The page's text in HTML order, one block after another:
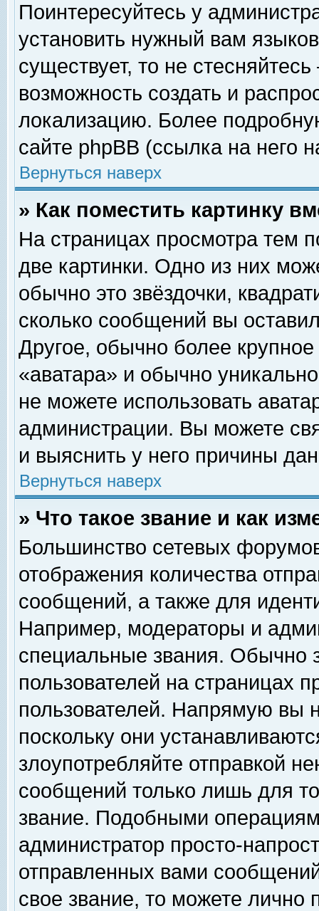
Поинтересуйтесь у
установить нужный вам
существует, то не
возможность создать и
локализацию. Более
сайте phpBB (ссылка на него
Вернуться наверх
» Как поместить картинку
На страницах просмотра тем
две картинки. Одно из них
обычно это звёздочки,
сколько сообщений вы
Другое, обычно более
«аватара» и обычно
не можете использовать
администрации. Вы можете
и выяснить у него причины
Вернуться наверх
» Что такое звание и как
Большинство сетевых
отображения количества
сообщений, а также для
Например, модераторы и
специальные звания. Обычно
пользователей на страницах
пользователей. Напрямую вы
поскольку они
злоупотребляйте отправкой
сообщений только лишь для
звание. Подобными
администратор просто-
отправленных вами
свое звание, то можете лично